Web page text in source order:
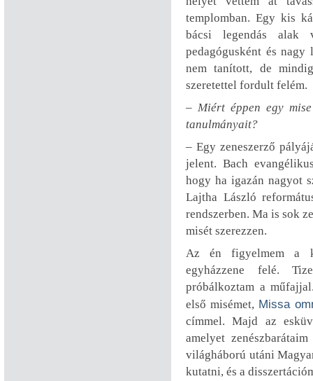
templomban. Egy kis
bácsi legendás
pedagógusként és
nem tanított, de
szeretettel fordult felém.
– Miért éppen egy
tanulmányait?
– Egy zeneszerző
jelent. Bach
hogy ha igazán nagyot
Lajtha László
rendszerben. Ma is sok
misét szerezzen.
Az én figyelmem a
egyházzene felé.
próbálkoztam a
első misémet, Missa
címmel. Majd az
amelyet
világháború utáni
kutatni, és a